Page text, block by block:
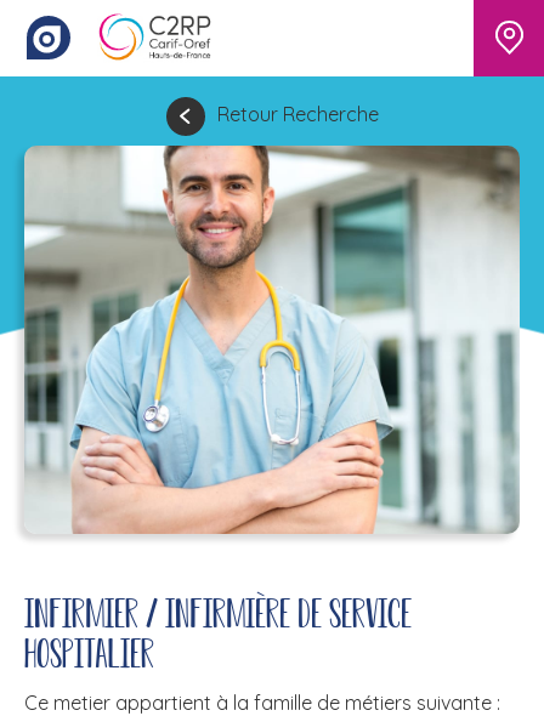
Retour Recherche
Infirmier / Infirmière de service
hospitalier
Ce metier appartient à la famille de métiers suivante :